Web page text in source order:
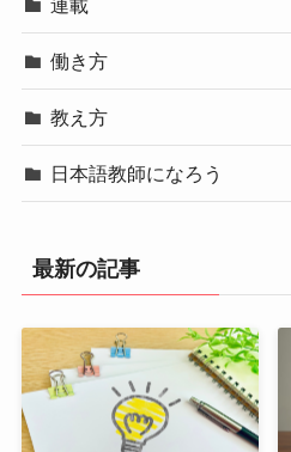
連載
働き方
教え方
日本語教師になろう
最新の記事